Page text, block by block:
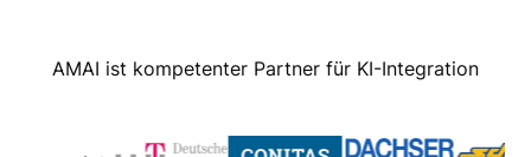
AMAI ist kompetenter Partner für KI-Integration